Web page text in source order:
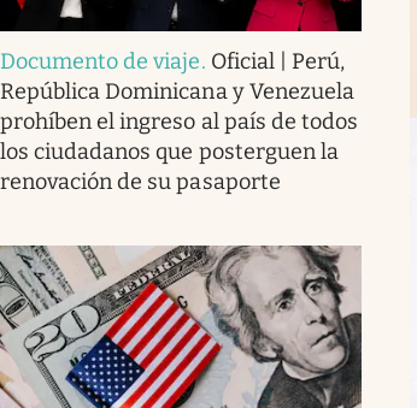
Documento de viaje. Oficial | Perú,
República Dominicana y Venezuela
prohíben el ingreso al país de todos
los ciudadanos que posterguen la
renovación de su pasaporte